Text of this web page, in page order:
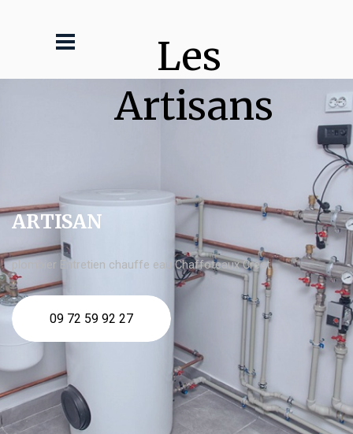
Les
Artisans
ARTISAN
plombier Entretien chauffe eau Chaffoteaux Crest
09 72 59 92 27